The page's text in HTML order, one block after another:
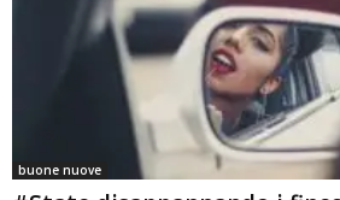
buone nuove